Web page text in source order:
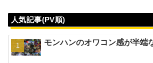
人気記事(PV順)
モンハンのオワコン感が半端